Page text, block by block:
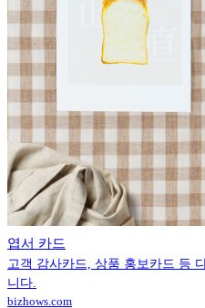
엽서 카드
고객 감사카드, 상품 홍보카드 등
니다.
bizhows.com